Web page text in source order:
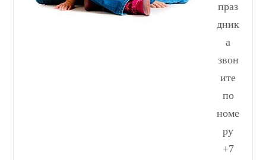
праз
дник
а
звон
ите
по
номе
ру
+7